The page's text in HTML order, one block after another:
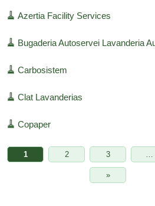
🧹 Azertia Facility Services
🧹 Bugaderia Autoservei Lavanderia
🧹 Carbosistem
🧹 Clat Lavanderias
🧹 Copaper
1 2 3 …
»